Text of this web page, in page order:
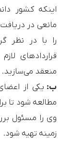
اینکه کشور
مانعی در
را با در نظر
قراردادهای
منعقد می‌سازید.
ب: یکی از
مطالعه شود تا
وی را مسئول
زمینه تهیه شود.